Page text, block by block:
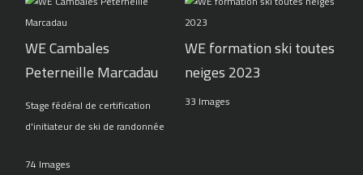
WE Cambales
Peterneille Marcadau
Stage fédéral de certification
d'initiateur de ski de randonnée
74 Images
WE formation ski toutes
neiges 2023
33 Images